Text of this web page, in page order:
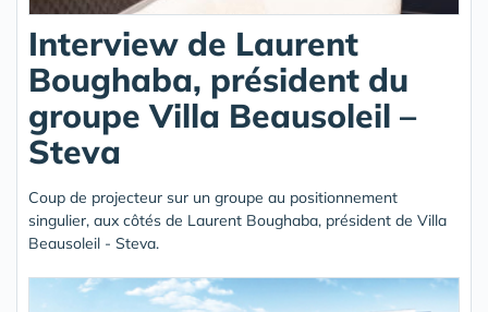
Interview de Laurent
Boughaba, président du
groupe Villa Beausoleil –
Steva
Coup de projecteur sur un groupe au positionnement
singulier, aux côtés de Laurent Boughaba, président de Villa
Beausoleil - Steva.